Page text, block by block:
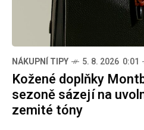
NÁKUPNÍ TIPY 5. 8. 2026 0:01
Kožené doplňky
sezoně sázejí na
zemité tóny